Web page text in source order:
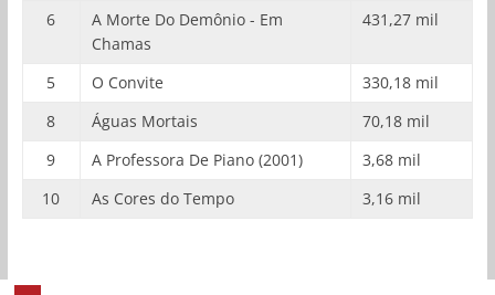
6
A Morte Do Demônio - Em
Chamas
431,27 mil
5 O Convite
330,18 mil
8
Águas Mortais
70,18 mil
9
A Professora De Piano (2001)
3,68 mil
10
As Cores do Tempo 3,16 mil